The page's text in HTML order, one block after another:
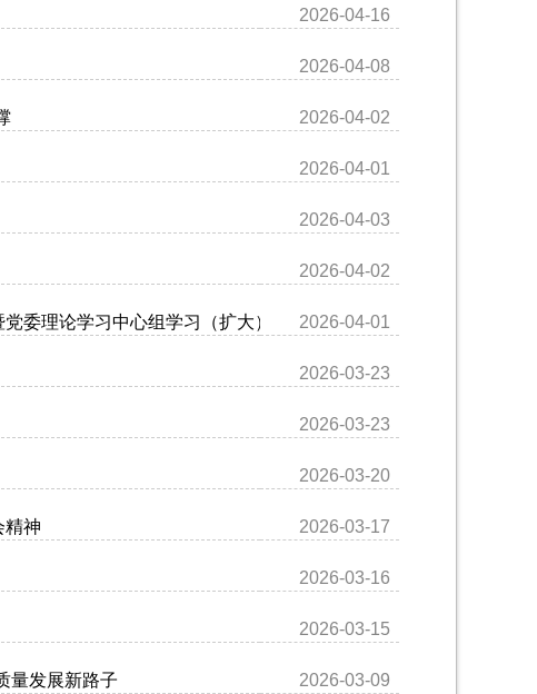
2026-04-16
2026-04-08
2026-04-02
2026-04-01
2026-04-03
2026-04-02
委理论学习中心组学习（扩大）会议2026-04-01
2026-03-23
2026-03-23
2026-03-20
精神 2026-03-17
2026-03-16
2026-03-15
量发展新路子 2026-03-09